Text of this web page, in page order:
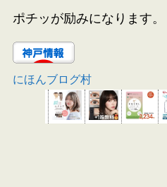
ポチッが励みになります。
にほんブログ村